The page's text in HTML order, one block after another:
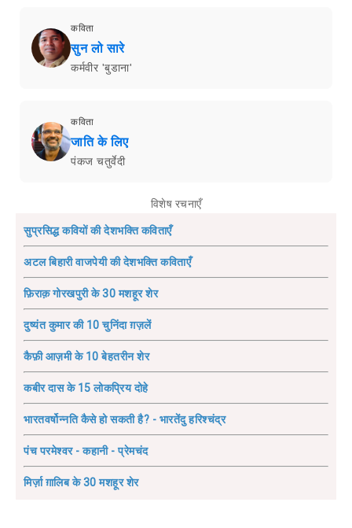
कविता
सुन लो सारे
कर्मवीर 'बुडाना'
कविता
जाति के लिए
पंकज चतुर्वेदी
विशेष रचनाएँ
सुप्रसिद्ध कवियों की देशभक्ति कविताएँ
अटल बिहारी वाजपेयी की देशभक्ति कविताएँ
फ़िराक़ गोरखपुरी के 30 मशहूर शेर
दुष्यंत कुमार की 10 चुनिंदा ग़ज़लें
कैफ़ी आज़मी के 10 बेहतरीन शेर
कबीर दास के 15 लोकप्रिय दोहे
भारतवर्षोन्नति कैसे हो सकती है? - भारतेंदु हरिश्चंद्र
पंच परमेश्वर - कहानी - प्रेमचंद
मिर्ज़ा ग़ालिब के 30 मशहूर शेर